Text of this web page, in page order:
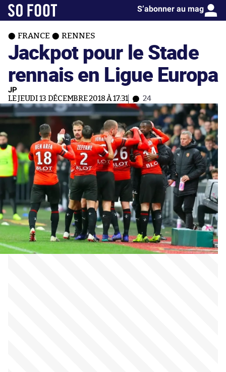
S’abonner au mag
FRANCE RENNES
Jackpot pour le Stade
rennais en Ligue Europa
JP
LE JEUDI 13 DÉCEMBRE 2018 À 17:31 24